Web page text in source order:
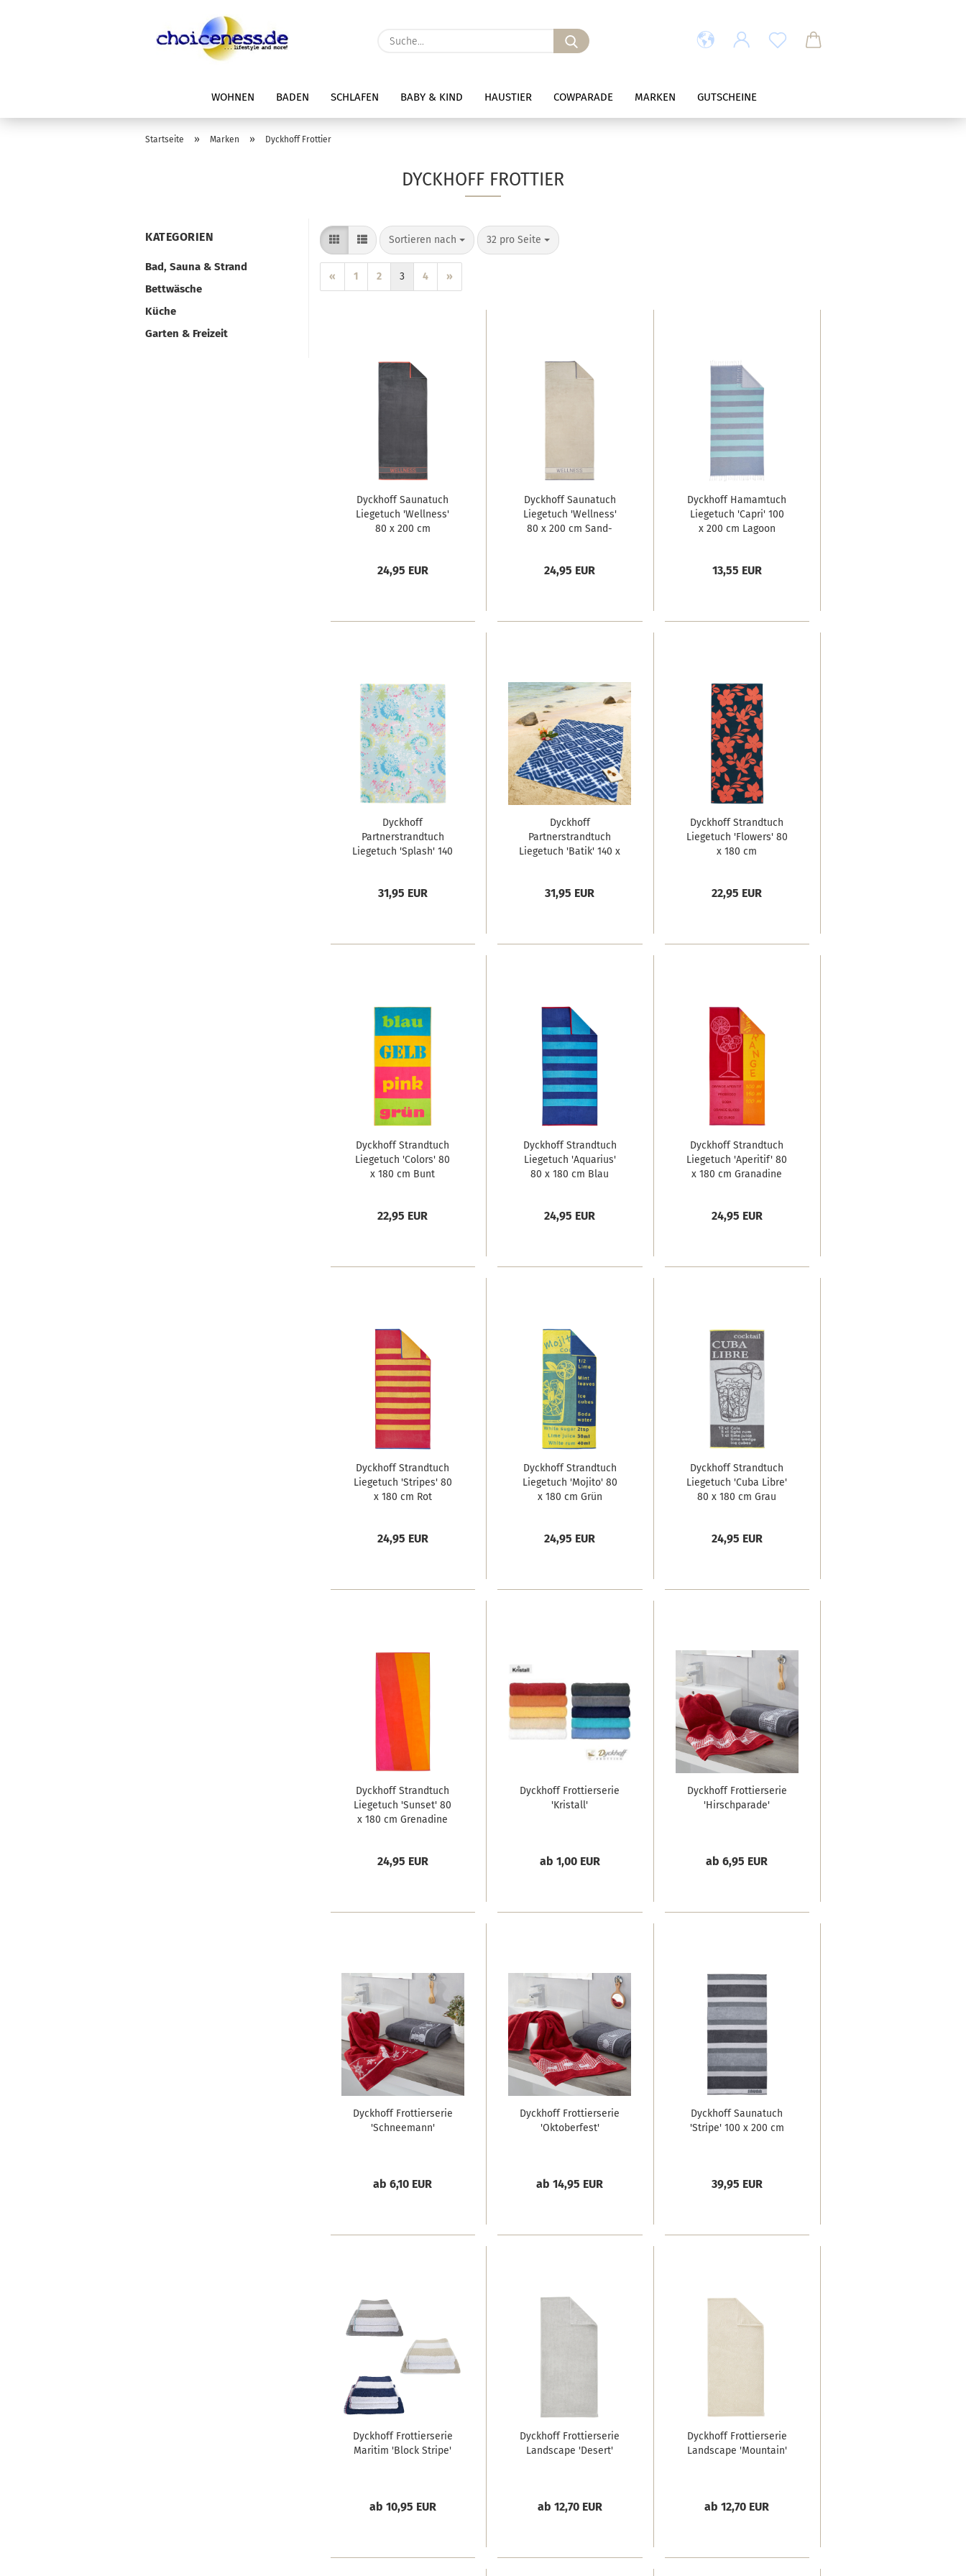
Suche...
WOHNEN BADEN SCHLAFEN BABY & KIND HAUSTIER COWPARADE MARKEN GUTSCHEINE
Startseite » Marken » Dyckhoff Frottier
DYCKHOFF FROTTIER
KATEGORIEN
Bad, Sauna & Strand
Bettwäsche
Küche
Garten & Freizeit
Sortieren nach
Sortieren nach 32 pro Seite
pro Seite
« 1 2 3 4 »
Dyckhoff Saunatuch
Liegetuch 'Wellness'
80 x 200 cm
24,95 EUR
Dyckhoff Saunatuch
Liegetuch 'Wellness'
80 x 200 cm Sand-
24,95 EUR
Dyckhoff Hamamtuch
Liegetuch 'Capri' 100
x 200 cm Lagoon
13,55 EUR
Dyckhoff
Partnerstrandtuch
Liegetuch 'Splash' 140
31,95 EUR
Dyckhoff
Partnerstrandtuch
Liegetuch 'Batik' 140 x
31,95 EUR
Dyckhoff Strandtuch
Liegetuch 'Flowers' 80
x 180 cm
22,95 EUR
Dyckhoff Strandtuch
Liegetuch 'Colors' 80
x 180 cm Bunt
22,95 EUR
Dyckhoff Strandtuch
Liegetuch 'Aquarius'
80 x 180 cm Blau
24,95 EUR
Dyckhoff Strandtuch
Liegetuch 'Aperitif' 80
x 180 cm Granadine
24,95 EUR
Dyckhoff Strandtuch
Liegetuch 'Stripes' 80
x 180 cm Rot
24,95 EUR
Dyckhoff Strandtuch
Liegetuch 'Mojito' 80
x 180 cm Grün
24,95 EUR
Dyckhoff Strandtuch
Liegetuch 'Cuba Libre'
80 x 180 cm Grau
24,95 EUR
Dyckhoff Strandtuch
Liegetuch 'Sunset' 80
x 180 cm Grenadine
24,95 EUR
Dyckhoff Frottierserie
'Kristall'
ab 1,00 EUR
Dyckhoff Frottierserie
'Hirschparade'
ab 6,95 EUR
Dyckhoff Frottierserie
'Schneemann'
ab 6,10 EUR
Dyckhoff Frottierserie
'Oktoberfest'
ab 14,95 EUR
Dyckhoff Saunatuch
'Stripe' 100 x 200 cm
39,95 EUR
Dyckhoff Frottierserie
Maritim 'Block Stripe'
ab 10,95 EUR
Dyckhoff Frottierserie
Landscape 'Desert'
ab 12,70 EUR
Dyckhoff Frottierserie
Landscape 'Mountain'
ab 12,70 EUR